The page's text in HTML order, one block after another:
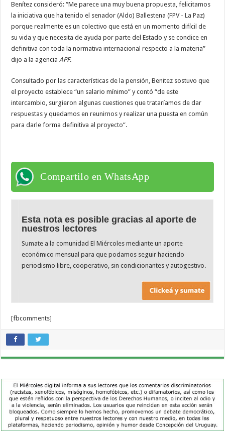
Benítez consideró: “Me parece una muy buena propuesta, felicitamos
la iniciativa que ha tenido el senador (Aldo) Ballestena (FPV - La Paz)
porque realmente es un colectivo que está en un momento difícil de
su vida y que necesita de ayuda por parte del Estado y se condice en
definitiva con toda la normativa internacional respecto a la materia”
dijo a la agenciaAPF.
Consultado por las características de la pensión, Benitez sostuvo que
el proyecto establece “un salario mínimo” y contó “de este
intercambio, surgieron algunas cuestiones que trataríamos de dar
respuestas y quedamos en reunirnos y realizar una puesta en común
para darle forma definitiva al proyecto”.
Compartilo en WhatsApp
Esta nota es posible gracias al aporte de
nuestros lectores
Sumate a la comunidad El Miércoles mediante un aporte
económico mensual para que podamos seguir haciendo
periodismo libre, cooperativo, sin condicionantes y autogestivo.
[fbcomments]